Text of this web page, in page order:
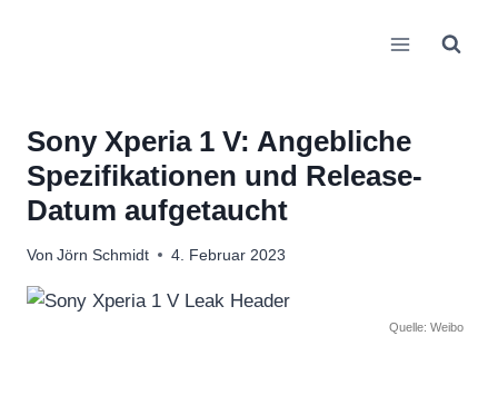
Sony Xperia 1 V: Angebliche
Spezifikationen und Release-
Datum aufgetaucht
Von Jörn Schmidt 4. Februar 2023
Quelle: Weibo